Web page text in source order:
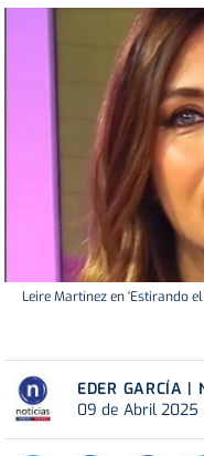
Leire Martínez en 'Estirando
EDER GARCÍA |
09 de Abril 2025